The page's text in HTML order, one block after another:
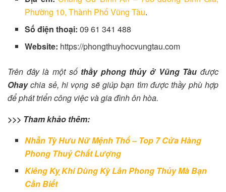
Phường 10, Thành Phố Vũng Tàu.
Số điện thoại:09 61 341 488
Website: https://phongthuyhocvungtau.com
Trên đây là một số thầy phong thủy ở Vũng Tàu được
Ohaychia sẻ, hi vọng sẽ giúp bạn tìm được thầy phù hợp
để phát triển công việc và gia đình ôn hòa.
>>> Tham khảo thêm:
Nhẫn Tỳ Hưu Nữ Mệnh Thổ – Top 7 Cửa Hàng
Phong Thuỷ Chất Lượng
Kiêng Kỵ Khi Dùng Kỳ Lân Phong Thủy Mà Bạn
Cần Biết